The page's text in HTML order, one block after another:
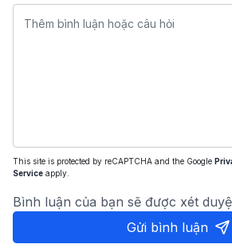
This site is protected by reCAPTCHA and the Google
Service apply.
Bình luận của bạn sẽ được xét
Gửi bình luận